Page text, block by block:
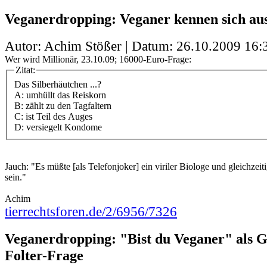
Veganerdropping: Veganer kennen sich
Autor: Achim Stößer | Datum: 26.10.2009
Wer wird Millionär, 23.10.09; 16000-Euro-Frage:
Zitat:
Das Silberhäutchen ...?
A: umhüllt das Reiskorn
B: zählt zu den Tagfaltern
C: ist Teil des Auges
D: versiegelt Kondome
Jauch: "Es müßte [als Telefonjoker] ein viriler Biologe und
sein."
Achim
tierrechtsforen.de/2/6956/7326
Veganerdropping: "Bist du Veganer" als
Folter-Frage